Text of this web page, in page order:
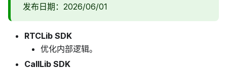
发布日期：2026/06/01
RTCLib SDK
优化内部逻辑。
CallLib SDK